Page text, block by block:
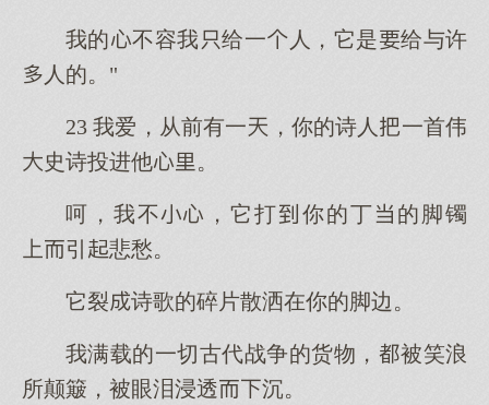
我的不容我给一人，它是给与许
人的。"
23 我爱，从前有一，你的诗人一首伟
史诗投进他。
呵，我不，它打你的丁的脚镯
引悲愁。
它裂诗歌的碎片散洒在你的脚边。
我满载的一切古代战争的货物，被笑浪
所颠簸，被眼泪浸透沉。